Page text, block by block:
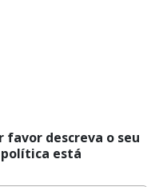
favor descreva o seu
política está